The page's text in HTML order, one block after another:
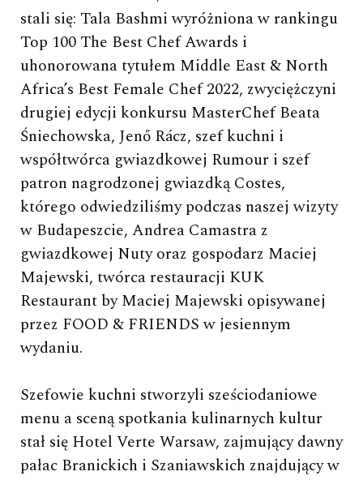
stali się: Tala Bashmi wyróżniona w rankingu
Top 100 The Best Chef Awards i
uhonorowana tytułem Middle East & North
Africa’s Best Female Chef 2022, zwyciężczyni
drugiej edycji konkursu MasterChef Beata
Śniechowska, Jenő Rácz, szef kuchni i
współtwórca gwiazdkowej Rumour i szef
patron nagrodzonej gwiazdką Costes,
którego odwiedziliśmy podczas naszej wizyty
w Budapeszcie, Andrea Camastra z
gwiazdkowej Nuty oraz gospodarz Maciej
Majewski, twórca restauracji KUK
Restaurant by Maciej Majewski opisywanej
przez FOOD & FRIENDS w jesiennym
wydaniu.
Szefowie kuchni stworzyli sześciodaniowe
menu a sceną spotkania kulinarnych kultur
stał się Hotel Verte Warsaw, zajmujący dawny
pałac Branickich i Szaniawskich znajdujący w